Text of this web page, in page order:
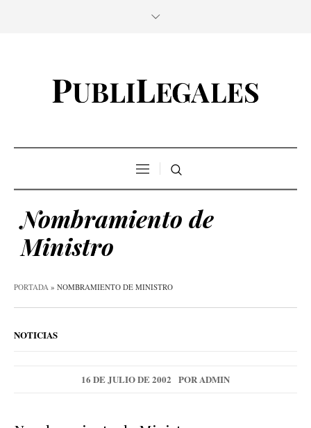
Nombramiento de
Ministro
PORTADA » NOMBRAMIENTO DE MINISTRO
NOTICIAS
16 DE JULIO DE 2002 POR ADMIN